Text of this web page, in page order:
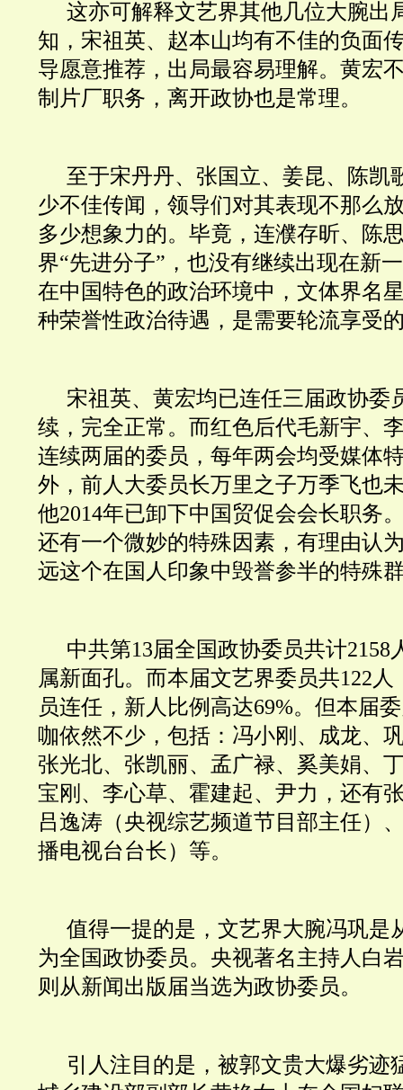
这亦可解释文艺界其他几位大腕出
知，宋祖英、赵本山均有不佳的负面
导愿意推荐，出局最容易理解。黄宏
制片厂职务，离开政协也是常理。
至于宋丹丹、张国立、姜昆、陈凯
少不佳传闻，领导们对其表现不那么
多少想象力的。毕竟，连濮存昕、陈
界“先进分子”，也没有继续出现在新
在中国特色的政治环境中，文体界名
种荣誉性政治待遇，是需要轮流享受
宋祖英、黄宏均已连任三届政协委
续，完全正常。而红色后代毛新宇、
连续两届的委员，每年两会均受媒体
外，前人大委员长万里之子万季飞也
他2014年已卸下中国贸促会会长职务
还有一个微妙的特殊因素，有理由认
远这个在国人印象中毁誉参半的特殊
中共第13届全国政协委员共计2158
属新面孔。而本届文艺界委员共122人
员连任，新人比例高达69%。但本届
咖依然不少，包括：冯小刚、 成龙、
张光北、张凯丽、孟广禄、奚美娟、
宝刚、 李心草、霍建起、尹力，还有
吕逸涛（央视综艺频道节目部主任）
播电视台台长）等。
值得一提的是，文艺界大腕冯巩是
为全国政协委员。央视著名主持人 白
则从新闻出版届当选为政协委员。
引人注目的是，被郭文贵大爆劣迹